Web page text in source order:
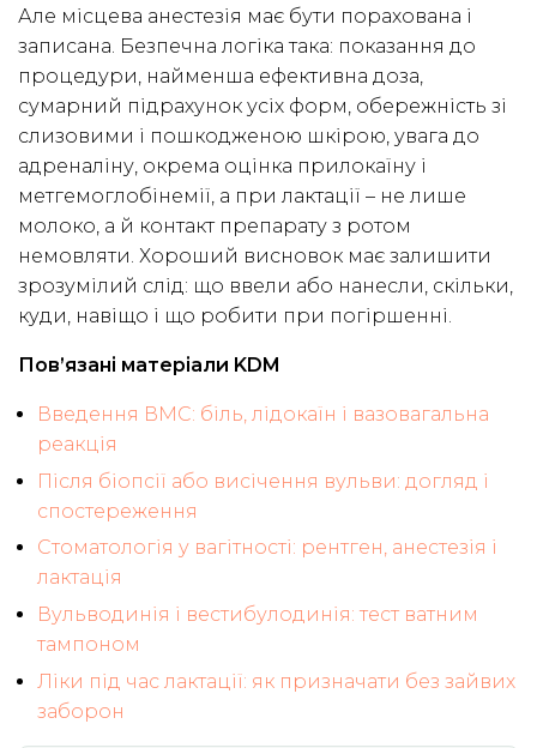
Але місцева анестезія має бути порахована і
записана. Безпечна логіка така: показання до
процедури, найменша ефективна доза,
сумарний підрахунок усіх форм, обережність зі
слизовими і пошкодженою шкірою, увага до
адреналіну, окрема оцінка прилокаїну і
метгемоглобінемії, а при лактації – не лише
молоко, а й контакт препарату з ротом
немовляти. Хороший висновок має залишити
зрозумілий слід: що ввели або нанесли, скільки,
куди, навіщо і що робити при погіршенні.
Пов’язані матеріали KDM
Введення ВМС: біль, лідокаїн і вазовагальна
реакція
Після біопсії або висічення вульви: догляд і
спостереження
Стоматологія у вагітності: рентген, анестезія і
лактація
Вульводинія і вестибулодинія: тест ватним
тампоном
Ліки під час лактації: як призначати без зайвих
заборон